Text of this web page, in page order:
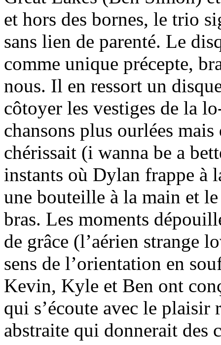
et hors des bornes, le trio
sans lien de parenté. Le
comme unique précepte,
nous. Il en ressort un
côtoyer les vestiges de la
chansons plus ourlées
chérissait (i wanna be a
instants où Dylan frappe à
une bouteille à la main et
bras. Les moments
de grâce (l’aérien strange
sens de l’orientation en
Kevin, Kyle et Ben ont
qui s’écoute avec le plaisir
abstraite qui donnerait des